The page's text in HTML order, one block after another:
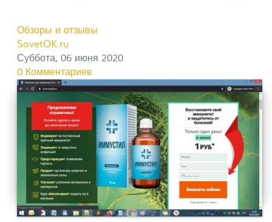
Обзоры и отзывы
SovetOK.ru
Суббота, 06 июня 2020
0 Комментариев